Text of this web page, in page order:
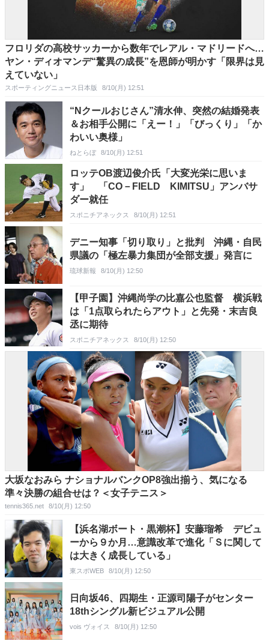
フロリダの高校サッカーから数年でレアル・マドリードへ…
ヤン・ディオマンデ“驚異の成長”を恩師が明かす「限界は見
えていない」
スポーティングニュース日本版 8/10(月) 12:51
“Nクールおじさん”清水伸、突然の結婚発表
＆お相手公開に「えー！」「びっくり」「か
わいい奥様」
ねとらぼ 8/10(月) 12:51
ロッテOB渡辺俊介氏「大変光栄に思いま
す」 「CO－FIELD KIMITSU」アンバサ
ダー就任
スポニチアネックス 8/10(月) 12:51
デニー知事「切り取り」と批判 沖縄・自民
県議の「極左暴力集団が全部支援」発言に
琉球新報 8/10(月) 12:50
【甲子園】沖縄尚学の比嘉公也監督 横浜戦
は「1点取られたらアウト」と先発・末吉良
丞に期待
スポニチアネックス 8/10(月) 12:50
大坂なおみら ナショナルバンクOP8強出揃う、気になる
準々決勝の組合せは？＜女子テニス＞
tennis365.net 8/10(月) 12:50
【浜名湖ボート・黒潮杯】安藤瑠希 デビュ
ーから９か月…意識改革で進化「Ｓに関して
は大きく成長している」
東スポWEB 8/10(月) 12:50
日向坂46、四期生・正源司陽子がセンター
18thシングル新ビジュアル公開
vois ヴォイス 8/10(月) 12:50